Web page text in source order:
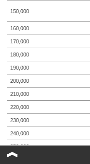
150,000
160,000
170,000
180,000
190,000
200,000
210,000
220,000
230,000
240,000
250,000